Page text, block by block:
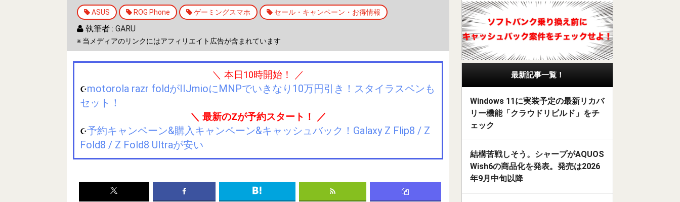
ASUS ROG Phone ゲーミングスマホ セール・キャンペーン・お得情報
執筆者 : GARU
※ 当メディアのリンクにはアフィリエイト広告が含まれています
＼ 本日10時開始！ ／
☪️motorola razr foldがIIJmioにMNPでいきなり10万円引き！スタイラスペンも
セット！
＼ 最新のZが予約スタート！ ／
☪️予約キャンペーン&購入キャンペーン&キャッシュバック！Galaxy Z Flip8 / Z
Fold8 / Z Fold8 Ultraが安い
最新記事一覧！
Windows 11に実装予定の最新リカバ
リー機能「クラウドリビルド」をチ
ェック
結構苦戦しそう。シャープがAQUOS
Wish6の商品化を発表。発売は2026
年9月中旬以降